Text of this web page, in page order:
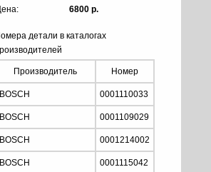
6800 р.
детали в каталогах
Производитель Номер
BOSCH 0001110033
BOSCH 0001109029
BOSCH 0001214002
BOSCH 0001115042